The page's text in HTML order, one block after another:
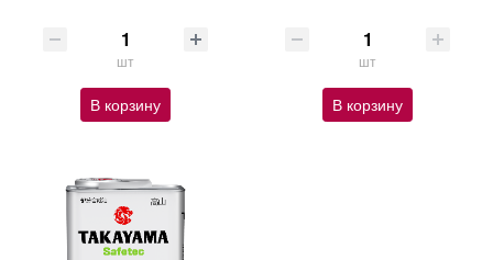
шт
В корзину
шт
В корзину